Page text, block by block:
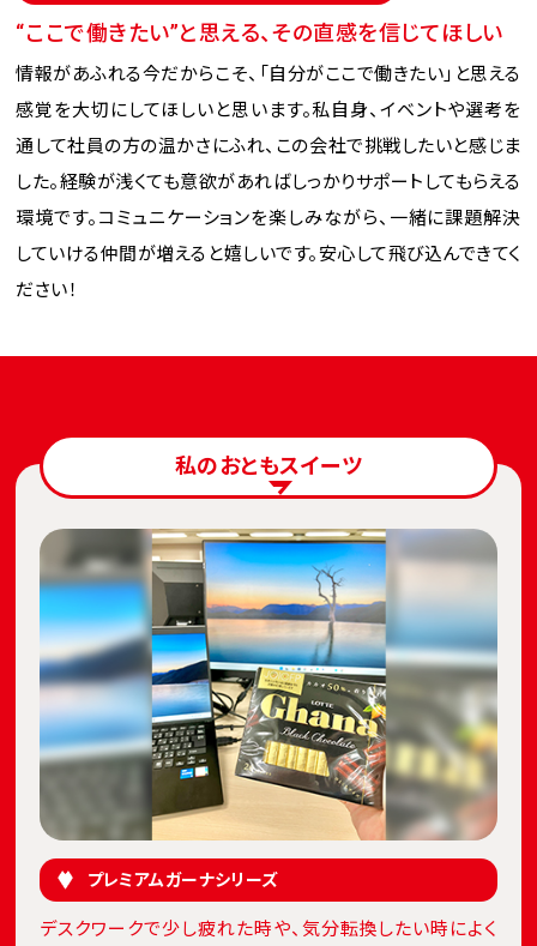
“ここで働きたい”と思える、その直感を信じてほしい
情報があふれる今だからこそ、「自分がここで働きたい」と思える
感覚を大切にしてほしいと思います。私自身、イベントや選考を
通して社員の方の温かさにふれ、この会社で挑戦したいと感じま
した。経験が浅くても意欲があればしっかりサポートしてもらえる
環境です。コミュニケーションを楽しみながら、一緒に課題解決
していける仲間が増えると嬉しいです。安心して飛び込んできてく
ださい！
私のおともスイーツ
プレミアムガーナシリーズ
デスクワークで少し疲れた時や、気分転換したい時によく